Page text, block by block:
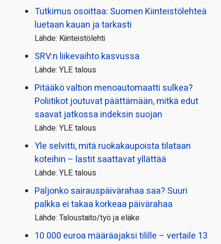
Tutkimus osoittaa: Suomen Kiinteistölehteä
luetaan kauan ja tarkasti
Lähde: Kiinteistölehti
SRV:n liikevaihto kasvussa
Lähde: YLE talous
Pitääkö valtion menoautomaatti sulkea?
Poliitikot joutuvat päättämään, mitkä edut
saavat jatkossa indeksin suojan
Lähde: YLE talous
Yle selvitti, mitä ruokakaupoista tilataan
koteihin – lastit saattavat yllättää
Lähde: YLE talous
Paljonko sairauspäivä­rahaa saa? Suuri
palkka ei takaa korkeaa päivärahaa
Lähde: Taloustaito/työ ja eläke
10 000 euroa määräajaksi tilille – vertaile 13